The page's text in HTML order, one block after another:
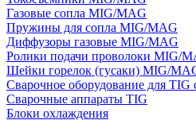
Газовые сопла MIG/MAG
Пружины для сопла MIG/MAG
Диффузоры газовые MIG/MAG
Ролики подачи проволоки MIG/
Шейки горелок (гусаки) MIG/
Сварочное оборудование для TIG
Сварочные аппараты TIG
Блоки охлаждения